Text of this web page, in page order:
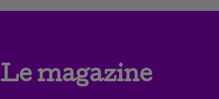
Le magazine